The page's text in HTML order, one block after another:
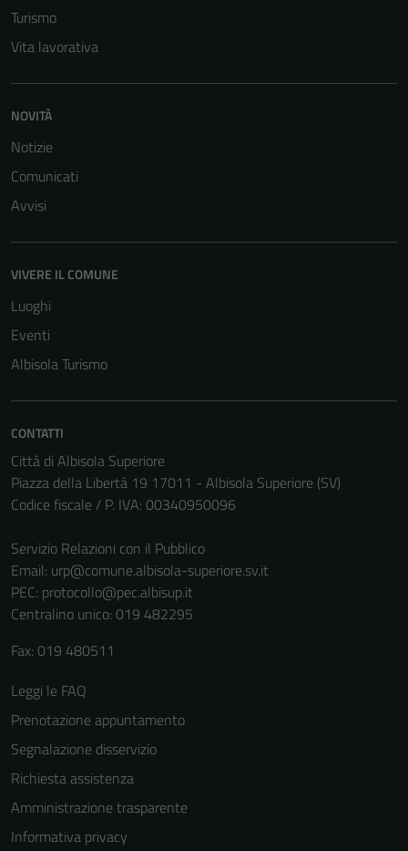
Turismo
Vita lavorativa
NOVITÀ
Notizie
Comunicati
Avvisi
VIVERE IL COMUNE
Luoghi
Eventi
Albisola Turismo
CONTATTI
Città di Albisola Superiore
Piazza della Libertà 19 17011 - Albisola Superiore (SV)
Codice fiscale / P. IVA: 00340950096
Servizio Relazioni con il Pubblico
Email: urp@comune.albisola-superiore.sv.it
PEC: protocollo@pec.albisup.it
Centralino unico: 019 482295
Fax: 019 480511
Leggi le FAQ
Prenotazione appuntamento
Segnalazione disservizio
Richiesta assistenza
Amministrazione trasparente
Informativa privacy
Questi cookie
disabilitati.
personali.